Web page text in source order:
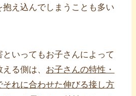
え込んでしまうことも多い
いってもお子さんによって
る側は、 お子さんの特性・
れに合わせた伸びる接し方